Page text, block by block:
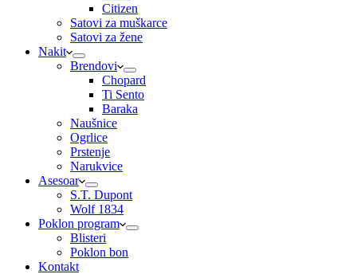
Citizen
Satovi za muškarce
Satovi za žene
Nakit
Brendovi
Chopard
Ti Sento
Baraka
Naušnice
Ogrlice
Prstenje
Narukvice
Asesoar
S.T. Dupont
Wolf 1834
Poklon program
Blisteri
Poklon bon
Kontakt